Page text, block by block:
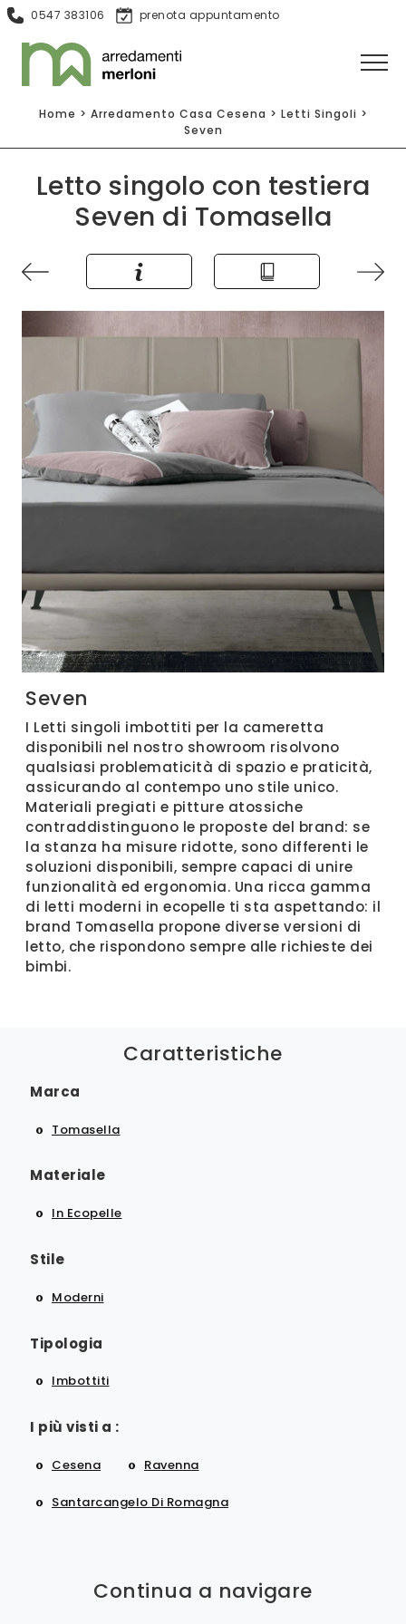
0547 383106 prenota appuntamento
Home > Arredamento Casa Cesena > Letti Singoli >
Seven
Letto singolo con testiera
Seven di Tomasella
Seven
I Letti singoli imbottiti per la cameretta
disponibili nel nostro showroom risolvono
qualsiasi problematicità di spazio e praticità,
assicurando al contempo uno stile unico.
Materiali pregiati e pitture atossiche
contraddistinguono le proposte del brand: se
la stanza ha misure ridotte, sono differenti le
soluzioni disponibili, sempre capaci di unire
funzionalità ed ergonomia. Una ricca gamma
di letti moderni in ecopelle ti sta aspettando: il
brand Tomasella propone diverse versioni di
letto, che rispondono sempre alle richieste dei
bimbi.
Caratteristiche
Marca
Tomasella
Materiale
In Ecopelle
Stile
Moderni
Tipologia
Imbottiti
I più visti a :
Cesena Ravenna
Santarcangelo Di Romagna
Continua a navigare